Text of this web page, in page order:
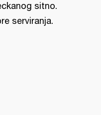
sitno.
serviranja.